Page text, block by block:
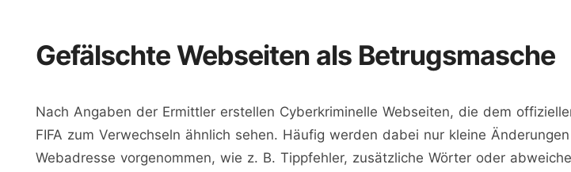
Gefälschte Webseiten als Betrugsmasche
Nach Angaben der Ermittler erstellen Cyberkriminelle Webseiten, die dem
FIFA zum Verwechseln ähnlich sehen. Häufig werden dabei nur kleine
Webadresse vorgenommen, wie z. B. Tippfehler, zusätzliche Wörter oder